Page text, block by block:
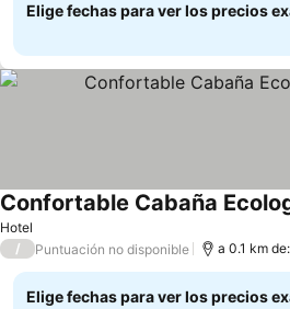
Elige fechas para ver los precios
Hotel
Confortable Cabaña
/ Puntuación no disponible a 0.1 km
Elige fechas para ver los precios